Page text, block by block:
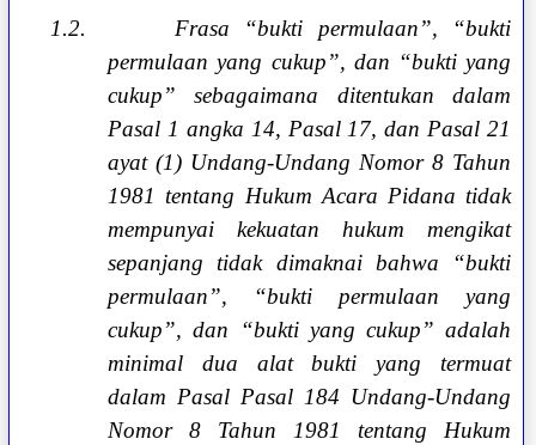
1.2.
Frasa “bukti permulaan”, “bukti
permulaan yang cukup”, dan “bukti yang
cukup” sebagaimana ditentukan dalam
Pasal 1 angka 14, Pasal 17, dan Pasal 21
ayat (1) Undang-Undang Nomor 8 Tahun
1981 tentang Hukum Acara Pidana tidak
mempunyai kekuatan hukum mengikat
sepanjang tidak dimaknai bahwa “bukti
permulaan”, “bukti permulaan yang
cukup”, dan “bukti yang cukup” adalah
minimal dua alat bukti yang termuat
dalam Pasal Pasal 184 Undang-Undang
Nomor 8 Tahun 1981 tentang Hukum